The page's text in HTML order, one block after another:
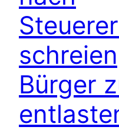
Bürger